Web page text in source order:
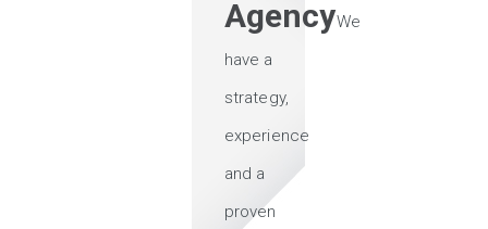
AgencyWe
have a
strategy,
experience
and a
proven